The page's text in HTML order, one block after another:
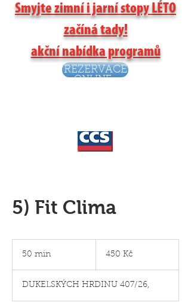
Smyjte zimní i jarní stopy LÉTO
začíná tady!
akční nabídka programů
REZERVACE
ONLINE
5) Fit Clima
50 min
i
n
českých
korun450 Kč
DUKELSKÝCH HRDINU 407/26,